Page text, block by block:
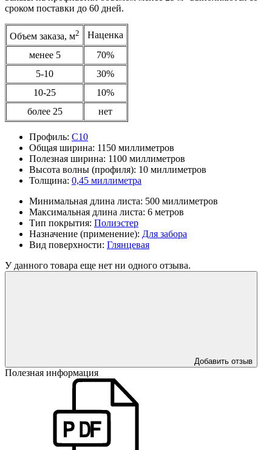
сроком поставки до 60 дней.
Объем заказа, м2
Наценка
менее 5
70%
5-10
30%
10-25
10%
более 25
нет
Профиль: С10
Общая ширина: 1150 миллиметров
Полезная ширина: 1100 миллиметров
Высота волны (профиля): 10 миллиметров
Толщина: 0,45 миллиметра
Минимальная длина листа: 500 миллиметров
Максимальная длина листа: 6 метров
Тип покрытия: Полиэстер
Назначение (применение): Для забора
Вид поверхности: Глянцевая
У данного товара еще нет ни одного отзыва.
Добавить отзыв
Полезная информация